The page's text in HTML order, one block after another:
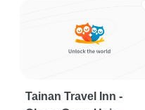
Tainan Travel Inn -